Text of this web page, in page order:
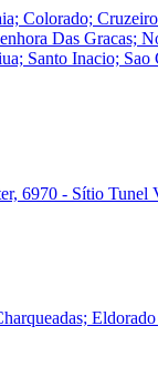
Colorado;
Das Gracas;
Santo Inacio;
6970 - Sítio Tunel